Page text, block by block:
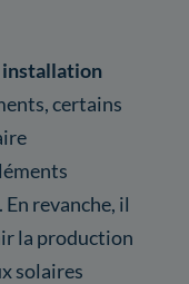
certains
revanche, il
la production
solaires